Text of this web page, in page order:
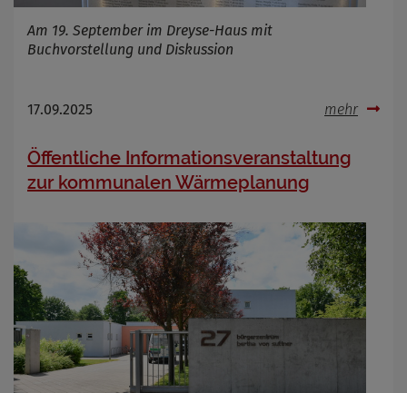
Am 19. September im Dreyse-Haus mit
Buchvorstellung und Diskussion
17.09.2025 mehr
Öffentliche Informationsveranstaltung
zur kommunalen Wärmeplanung